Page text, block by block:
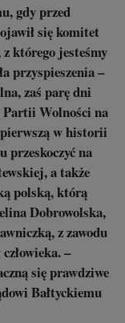
gdy przed
się komitet
którego jesteśmy
przyspieszenia –
zaś parę dni
Wolności na
w historii
przeskoczyć na
a także
polską, którą
Dobrowolska,
z zawodu
–
się prawdziwe
Bałtyckiemu